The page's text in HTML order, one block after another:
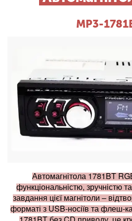
MP3-
Автомагнітола 1781BT
функціональністю, зручністю
завдання цієї магнітоли –
форматі з USB-носіїв та флеш-